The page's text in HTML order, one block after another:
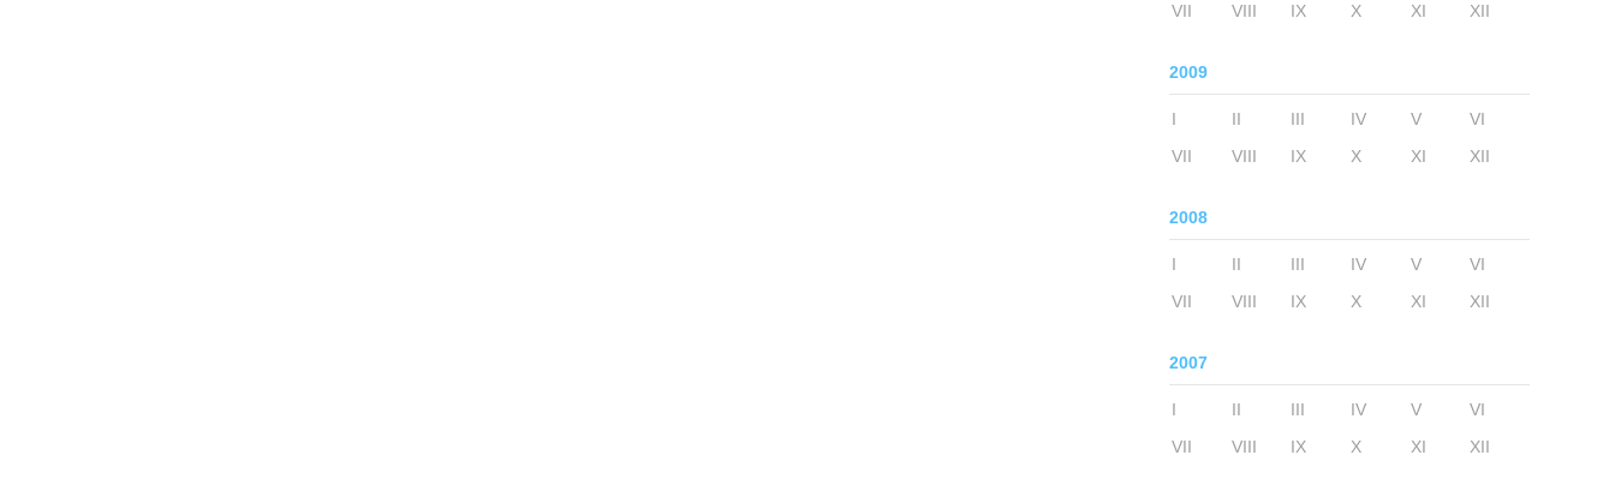
VII
VIII IX X XI XII
2009
I II III IV V
VI
VII
VIII IX X XI XII
2008
I II III IV V
VI
VII
VIII IX X XI XII
2007
I II III IV V
VI
VII
VIII IX X XI XII